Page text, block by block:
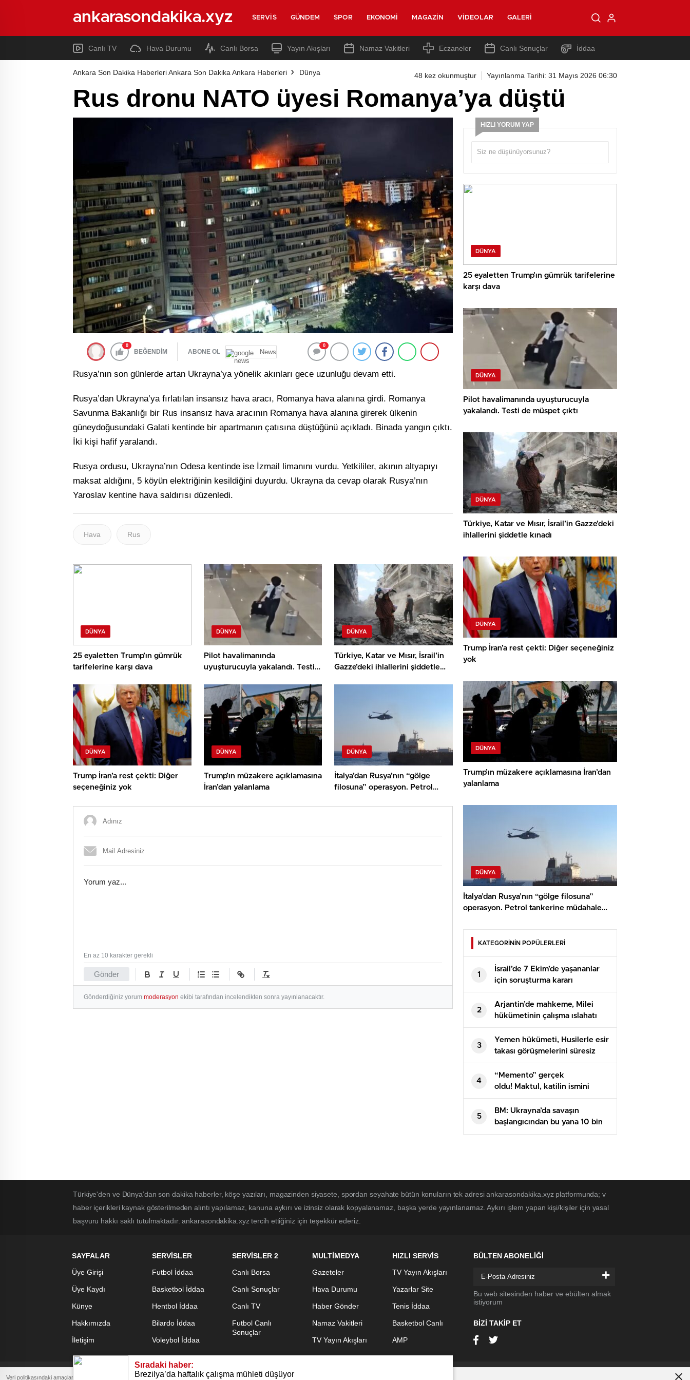
ankarasondakika.xyz SERVIS GÜNDEM SPOR EKONOMI MAGAZIN VIDEOLAR GALERI
Canlı TV Hava Durumu Canlı Borsa Yayın Akışları Namaz Vakitleri Eczaneler Canlı Sonuçlar İddaa
Ankara Son Dakika Haberleri Ankara Son Dakika Ankara Haberleri Dünya 48 kez okunmuştur Yayınlanma Tarihi: 31 Mayıs 2026 06:30
Rus dronu NATO üyesi Romanya’ya düştü
0
BEĞENDİM ABONE OL News
0
Rusya’nın son günlerde artan Ukrayna’ya yönelik akınları gece uzunluğu devam etti.
Rusya’dan Ukrayna’ya fırlatılan insansız hava aracı, Romanya hava alanına girdi. Romanya
Savunma Bakanlığı bir Rus insansız hava aracının Romanya hava alanına girerek ülkenin
güneydoğusundaki Galati kentinde bir apartmanın çatısına düştüğünü açıkladı. Binada yangın çıktı.
İki kişi hafif yaralandı.
Rusya ordusu, Ukrayna’nın Odesa kentinde ise İzmail limanını vurdu. Yetkililer, akının altyapıyı
maksat aldığını, 5 köyün elektriğinin kesildiğini duyurdu. Ukrayna da cevap olarak Rusya’nın
Yaroslav kentine hava saldırısı düzenledi.
Hava Rus
DÜNYA
25 eyaletten Trump’ın gümrük
tarifelerine karşı dava
DÜNYA
Pilot havalimanında
uyuşturucuyla yakalandı. Testi
DÜNYA
Türkiye, Katar ve Mısır, İsrail’in
Gazze’deki ihlallerini şiddetle
DÜNYA
Trump İran’a rest çekti: Diğer
seçeneğiniz yok
DÜNYA
Trump’ın müzakere açıklamasına
İran’dan yalanlama
DÜNYA
İtalya’dan Rusya’nın “gölge
filosuna” operasyon. Petrol
Gönder
En az 10 karakter gerekli
Gönderdiğiniz yorum moderasyon ekibi tarafından incelendikten sonra yayınlanacaktır.
Sıradaki haber:
Brezilya’da haftalık çalışma mühleti düşüyor
HIZLI YORUM YAP
DÜNYA
25 eyaletten Trump’ın gümrük tarifelerine
karşı dava
DÜNYA
Pilot havalimanında uyuşturucuyla
yakalandı. Testi de müspet çıktı
DÜNYA
Türkiye, Katar ve Mısır, İsrail’in Gazze’deki
ihlallerini şiddetle kınadı
DÜNYA
Trump İran’a rest çekti: Diğer seçeneğiniz
yok
DÜNYA
Trump’ın müzakere açıklamasına İran’dan
yalanlama
DÜNYA
İtalya’dan Rusya’nın “gölge filosuna”
operasyon. Petrol tankerine müdahale
KATEGORİNİN POPÜLERLERİ
1
İsrail’de 7 Ekim’de yaşananlar
için soruşturma kararı
2
Arjantin’de mahkeme, Milei
hükümetinin çalışma ıslahatı
yasasını askıya aldı
3
Yemen hükümeti, Husilerle esir
takası görüşmelerini süresiz
erteledi
4
“Memento” gerçek
oldu! Maktul, katilin ismini
dövme yaptırmış
5
BM: Ukrayna’da savaşın
başlangıcından bu yana 10 bin
sivil öldürüldü
Türkiye'den ve Dünya’dan son dakika haberler, köşe yazıları, magazinden siyasete, spordan seyahate bütün konuların tek adresi ankarasondakika.xyz platformunda; v
haber içerikleri kaynak gösterilmeden alıntı yapılamaz, kanuna aykırı ve izinsiz olarak kopyalanamaz, başka yerde yayınlanamaz. Aykırı işlem yapan kişi/kişiler için yasal
başvuru hakkı saklı tutulmaktadır. ankarasondakika.xyz tercih ettiğiniz için teşekkür ederiz.
SAYFALAR
Üye Girişi
Üye Kaydı
Künye
Hakkımızda
İletişim
SERVİSLER
Futbol İddaa
Basketbol İddaa
Hentbol İddaa
Bilardo İddaa
Voleybol İddaa
SERVİSLER 2
Canlı Borsa
Canlı Sonuçlar
Canlı TV
Futbol Canlı
Sonuçlar
MULTİMEDYA
Gazeteler
Hava Durumu
Haber Gönder
Namaz Vakitleri
TV Yayın Akışları
HIZLI SERVİS
TV Yayın Akışları
Yazarlar Site
Tenis İddaa
Basketbol Canlı
AMP
BÜLTEN ABONELİĞİ
+
Bu web sitesinden haber ve ebülten almak
istiyorum
BİZİ TAKİP ET
ankarasondakika.xyz
Veri politikasındaki amaçlarla sınırlı ve mevzuata uygun şekilde çerez konumlandırmaktayız. Detaylar içinveri politikamızı